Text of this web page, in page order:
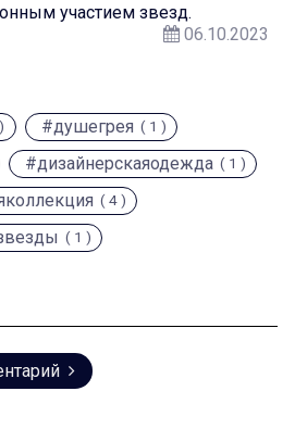
участием звезд.
06.10.2023
#душегрея ( 1 )
#дизайнерскаяодежда ( 1 )
( 4 )
( 1 )